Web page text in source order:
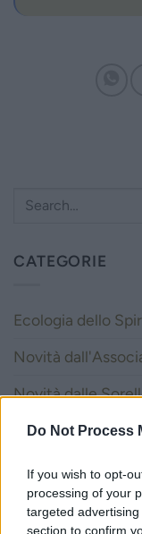
Do Not Process
If you wish to opt-
processing of your
targeted
section to confirm
CATEGORIE
Ecologia dello
Novità
Novità dalle
Parole e Vita
Pubblicazioni
Vocazione